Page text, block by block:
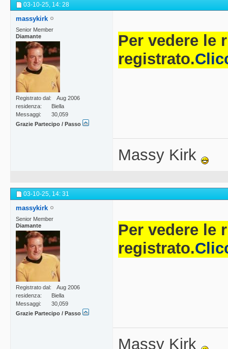
03-10-25, 14: 28
massykirk
Senior Member
Diamante
Registrato dal
Aug 2006
residenza
Biella
Messaggi
30,059
Grazie Partecipo / Passo
Per vedere le
registrato.
Massy Kirk
03-10-25, 14: 31
massykirk
Senior Member
Diamante
Registrato dal
Aug 2006
residenza
Biella
Messaggi
30,059
Grazie Partecipo / Passo
Per vedere le
registrato.
Massy Kirk